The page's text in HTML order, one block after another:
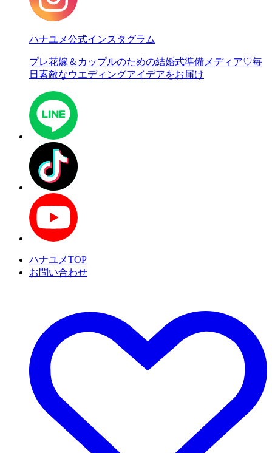
ハナユメ公式インスタグラム
プレ花嫁＆カップルのための結婚式準備メディア♡毎
日素敵なウエディングアイデアをお届け
ハナユメTOP
お問い合わせ